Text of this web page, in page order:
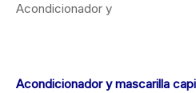
Acondicionador y
Acondicionador y mascarilla